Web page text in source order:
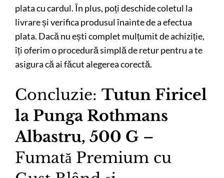
plata cu cardul. În plus, poți deschide coletul la
livrare și verifica produsul înainte de a efectua
plata. Dacă nu ești complet mulțumit de achiziție,
îți oferim o procedură simplă de retur pentru a te
asigura că ai făcut alegerea corectă.
Concluzie: Tutun Firicel
la Punga Rothmans
Albastru, 500 G –
Fumată Premium cu